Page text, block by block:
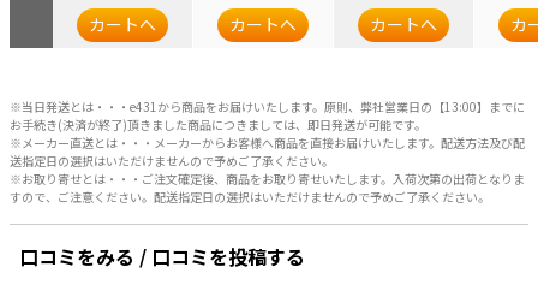
カートへ カートへ カートへ カ
※当日発送とは・・・e431から商品をお届けいたします。原則、弊社営業日の【13:00】までに
お手続き(決済が終了)頂きました商品につきましては、即日発送が可能です。
※メーカー直送とは・・・メーカーからお客様へ商品を直接お届けいたします。配送方法及び配
送指定日の選択はいただけませんので予めご了承ください。
※お取り寄せとは・・・ご注文確定後、商品をお取り寄せいたします。入荷次第の出荷となりま
すので、ご注意ください。配送指定日の選択はいただけませんので予めご了承ください。
口コミをみる / 口コミを投稿する